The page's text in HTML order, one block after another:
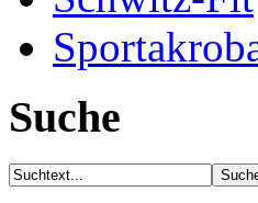
Suche